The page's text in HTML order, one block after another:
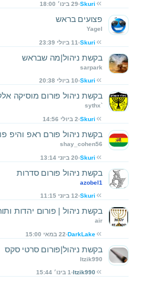
Skuri 29 בינו׳ 18:00
פצועים בראש
Yagel
Skuri 11 ביולי 23:39
בקשת ניהול|מה שבראש
sarpark
Skuri 10 ביולי 20:38
בקשת ניהול פורום מוסיקה
sythx`
Skuri 2 ביולי 14:56
בקשת ניהול פורם ראפ והיפ
shay_cohen56
Skuri 20 ביוני 13:14
בקשת ניהול פורום סדרות
azobel1
Skuri 12 ביוני 11:15
בקשת ניהול | פורום יהדות
air
DarkLake 22 במאי 15:00
בקשת ניהול|פורום סרטי סקס
Itzik990
Itzik990 1 בינו׳ 15:44